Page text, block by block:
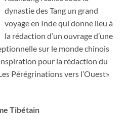
dynastie des Tang un grand
voyage en Inde qui donne lieu à
la rédaction d’un ouvrage d’une
sur le monde chinois
pour la rédaction du
Pérégrinations vers l’Ouest»
Tibétain